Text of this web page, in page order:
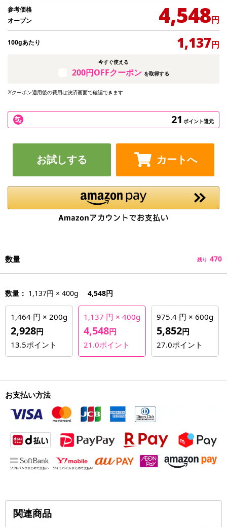
参考価格
オープン
4,548円
100gあたり 1,137円
今すぐ使える
200円OFFクーポン を取得する
※クーポン適用後の費用は決済画面で確認できます
21 ポイント還元
お試しする カートへ
数量 残り 470
数量： 1,137円 × 400g 4,548円
1,464 円 × 200g
2,928円
13.5ポイント
1,137 円 × 400g
4,548円
21.0ポイント
975.4 円 × 600g
5,852円
27.0ポイント
お支払い方法
関連商品